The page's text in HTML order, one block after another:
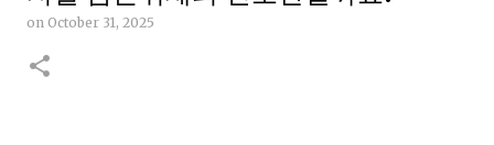
on October 31, 2025